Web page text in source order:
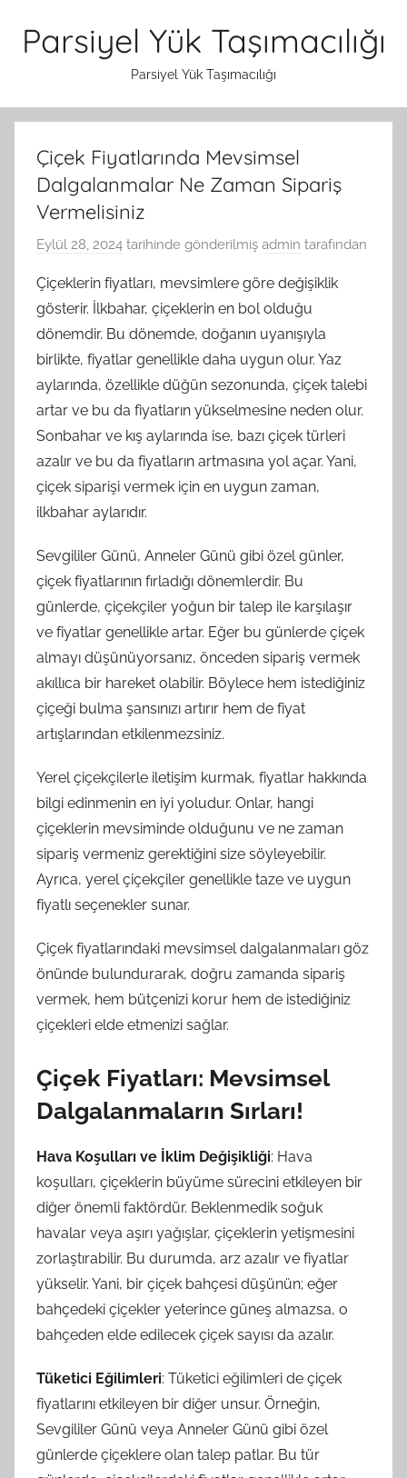
Parsiyel Yük Taşımacılığı
Parsiyel Yük Taşımacılığı
Çiçek Fiyatlarında Mevsimsel
Dalgalanmalar Ne Zaman Sipariş
Vermelisiniz
Eylül 28, 2024 tarihinde gönderilmiş admin tarafından
Çiçeklerin fiyatları, mevsimlere göre değişiklik
gösterir. İlkbahar, çiçeklerin en bol olduğu
dönemdir. Bu dönemde, doğanın uyanışıyla
birlikte, fiyatlar genellikle daha uygun olur. Yaz
aylarında, özellikle düğün sezonunda, çiçek talebi
artar ve bu da fiyatların yükselmesine neden olur.
Sonbahar ve kış aylarında ise, bazı çiçek türleri
azalır ve bu da fiyatların artmasına yol açar. Yani,
çiçek siparişi vermek için en uygun zaman,
ilkbahar aylarıdır.
Sevgililer Günü, Anneler Günü gibi özel günler,
çiçek fiyatlarının fırladığı dönemlerdir. Bu
günlerde, çiçekçiler yoğun bir talep ile karşılaşır
ve fiyatlar genellikle artar. Eğer bu günlerde çiçek
almayı düşünüyorsanız, önceden sipariş vermek
akıllıca bir hareket olabilir. Böylece hem istediğiniz
çiçeği bulma şansınızı artırır hem de fiyat
artışlarından etkilenmezsiniz.
Yerel çiçekçilerle iletişim kurmak, fiyatlar hakkında
bilgi edinmenin en iyi yoludur. Onlar, hangi
çiçeklerin mevsiminde olduğunu ve ne zaman
sipariş vermeniz gerektiğini size söyleyebilir.
Ayrıca, yerel çiçekçiler genellikle taze ve uygun
fiyatlı seçenekler sunar.
Çiçek fiyatlarındaki mevsimsel dalgalanmaları göz
önünde bulundurarak, doğru zamanda sipariş
vermek, hem bütçenizi korur hem de istediğiniz
çiçekleri elde etmenizi sağlar.
Çiçek Fiyatları: Mevsimsel
Dalgalanmaların Sırları!
Hava Koşulları ve İklim Değişikliği: Hava
koşulları, çiçeklerin büyüme sürecini etkileyen bir
diğer önemli faktördür. Beklenmedik soğuk
havalar veya aşırı yağışlar, çiçeklerin yetişmesini
zorlaştırabilir. Bu durumda, arz azalır ve fiyatlar
yükselir. Yani, bir çiçek bahçesi düşünün; eğer
bahçedeki çiçekler yeterince güneş almazsa, o
bahçeden elde edilecek çiçek sayısı da azalır.
Tüketici Eğilimleri: Tüketici eğilimleri de çiçek
fiyatlarını etkileyen bir diğer unsur. Örneğin,
Sevgililer Günü veya Anneler Günü gibi özel
günlerde çiçeklere olan talep patlar. Bu tür